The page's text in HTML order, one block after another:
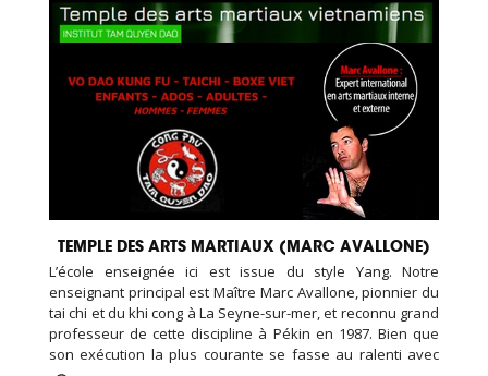
TEMPLE DES ARTS MARTIAUX (MARC AVALLONE)
L’école enseignée ici est issue du style Yang. Notre
enseignant principal est Maître Marc Avallone, pionnier du
tai chi et du khi cong à La Seyne-sur-mer, et reconnu grand
professeur de cette discipline à Pékin en 1987. Bien que
son exécution la plus courante se fasse au ralenti avec